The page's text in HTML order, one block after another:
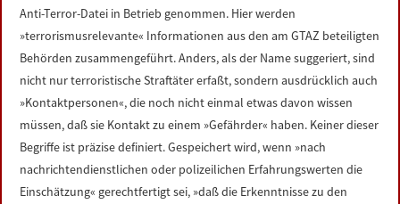
Anti-Terror-Datei in Betrieb genommen. Hier werden
»terrorismusrelevante« Informationen aus den am GTAZ beteiligten
Behörden zusammengeführt. Anders, als der Name suggeriert, sind
nicht nur terroristische Straftäter erfaßt, sondern ausdrücklich auch
»Kontaktpersonen«, die noch nicht einmal etwas davon wissen
müssen, daß sie Kontakt zu einem »Gefährder« haben. Keiner dieser
Begriffe ist präzise definiert. Gespeichert wird, wenn »nach
nachrichtendienstlichen oder polizeilichen Erfahrungswerten die
Einschätzung« gerechtfertigt sei, »daß die Erkenntnisse zu den